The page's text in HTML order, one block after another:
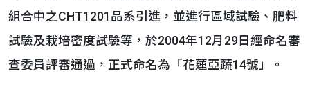
組合中之CHT1201品系引進，並進行區域試驗、肥料
試驗及栽培密度試驗等，於2004年12月29日經命名審
查委員評審通過，正式命名為「花蓮亞蔬14號」。